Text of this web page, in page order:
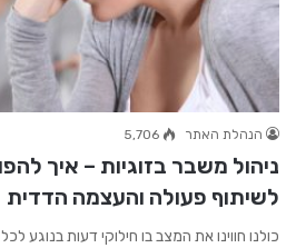
הנהלת האתר 5,706
ניהול משבר בזוגיות – איך
לשיתוף פעולה והעצמה הדדית
כולנו חווינו את המצב בו חילוקי דעות בנוגע